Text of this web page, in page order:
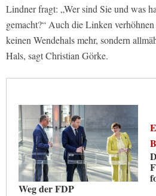
Lindner fragt: „Wer sind Sie und was
gemacht?“ Auch die Linken
keinen Wendehals mehr, sondern
Hals, sagt Christian Görke.
Weg der FDP